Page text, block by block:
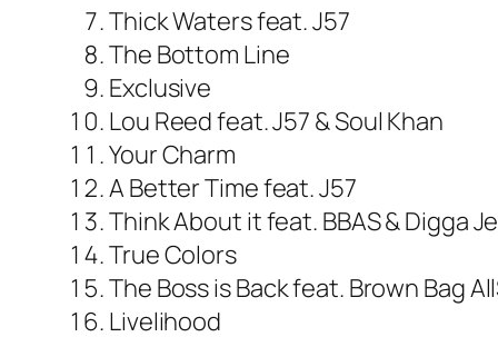
Thick Waters feat. J57
The Bottom Line
Exclusive
Lou Reed feat. J57 & Soul Khan
Your Charm
A Better Time feat. J57
Think About it feat. BBAS & Digga
True Colors
The Boss is Back feat. Brown Bag
Livelihood